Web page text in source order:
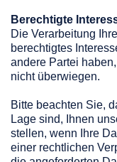
Berechtigte
Die Verarbeitung
berechtigtes
andere Partei
nicht überwiegen.
Bitte beachten Sie,
Lage sind, Ihnen
stellen, wenn Ihre
einer rechtlichen